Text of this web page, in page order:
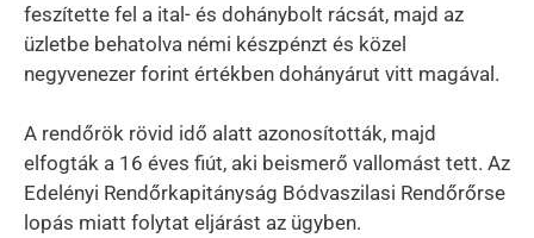
feszítette fel a ital- és dohánybolt rácsát, majd az
üzletbe behatolva némi készpénzt és közel
negyvenezer forint értékben dohányárut vitt magával.
A rendőrök rövid idő alatt azonosították, majd
elfogták a 16 éves fiút, aki beismerő vallomást tett. Az
Edelényi Rendőrkapitányság Bódvaszilasi Rendőrőrse
lopás miatt folytat eljárást az ügyben.